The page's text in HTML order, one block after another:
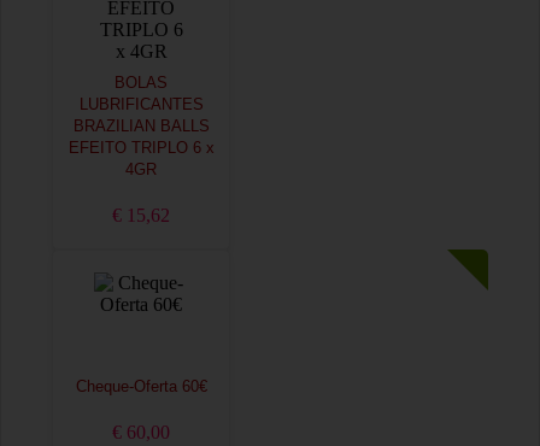
BOLAS
LUBRIFICANTES
BRAZILIAN BALLS
EFEITO TRIPLO 6 x
4GR
€ 15,62
Cheque-Oferta 60€
€ 60,00